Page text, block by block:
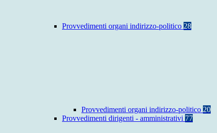
Provvedimenti organi indirizzo-politico 28
Provvedimenti organi indirizzo-politico 20
Provvedimenti dirigenti - amministrativi 77